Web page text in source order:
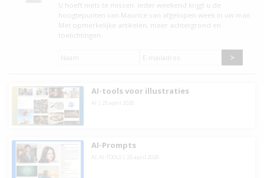
U hoeft niets te missen. leder weekend krijgt u de
hoogtepunten van Maurice van afgelopen week in uw mail.
Met opmerkelijke artikelen, meer achtergrond en
toelichtingen.
Naam
E-
AI-tools voor illustraties
AI 25 april 2026
AI-Prompts
AI AI-TOOLS 25 april 2026